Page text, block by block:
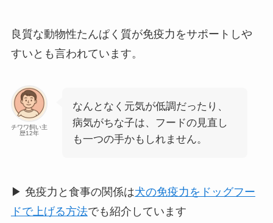
良質な動物性たんぱく質が免疫力をサポートしや
すいとも言われています。
チワワ飼い主
歴12年
なんとなく元気が低調だったり、
病気がちな子は、フードの見直し
も一つの手かもしれません。
▶ 免疫力と食事の関係は犬の免疫力をドッグフー
ドで上げる方法でも紹介しています